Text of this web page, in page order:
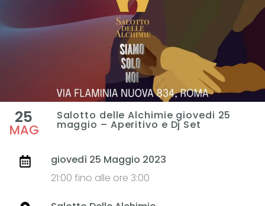
25
MAG
Salotto delle Alchimie giovedi 25
maggio – Aperitivo e Dj Set
giovedì 25 Maggio 2023
21:00 fino alle ore 3:00